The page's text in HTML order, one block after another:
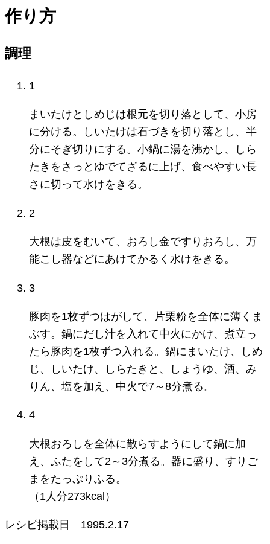
作り方
調理
1
まいたけとしめじは根元を切り落として、小房
に分ける。しいたけは石づきを切り落とし、半
分にそぎ切りにする。小鍋に湯を沸かし、しら
たきをさっとゆでてざるに上げ、食べやすい長
さに切って水けをきる。
2
大根は皮をむいて、おろし金ですりおろし、万
能こし器などにあけてかるく水けをきる。
3
豚肉を1枚ずつはがして、片栗粉を全体に薄くま
ぶす。鍋にだし汁を入れて中火にかけ、煮立っ
たら豚肉を1枚ずつ入れる。鍋にまいたけ、しめ
じ、しいたけ、しらたきと、しょうゆ、酒、み
りん、塩を加え、中火で7～8分煮る。
4
大根おろしを全体に散らすようにして鍋に加
え、ふたをして2～3分煮る。器に盛り、すりご
まをたっぷりふる。
（1人分273kcal）
レシピ掲載日 1995.2.17